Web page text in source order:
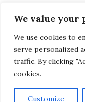
We value your
We use cookies to
serve personalized
traffic. By clicking
cookies.
Customize
Categorías
Motor
Audi R8
Ford Focus